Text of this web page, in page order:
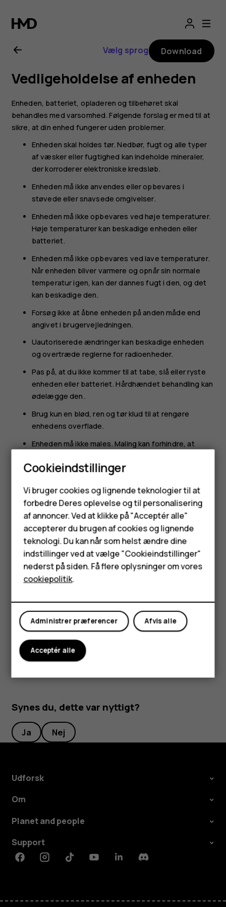
Brugervejledning
til
Nokia
G11
Smartphones
Feature-telefoner
Tilbehør
HMD Terra M
Tablets
Min konto
Vælg sprog Download
Vedligeholdelse af enheden
Enheden, batteriet, opladeren og tilbehøret skal
behandles med varsomhed. Følgende forslag er med til at
sikre, at din enhed fungerer uden problemer.
Enheden skal holdes tør. Nedbør, fugt og alle typer
af væsker eller fugtighed kan indeholde mineraler,
der korroderer elektroniske kredsløb.
Enheden må ikke anvendes eller opbevares i
støvede eller snavsede omgivelser.
Enheden må ikke opbevares ved høje temperaturer.
Høje temperaturer kan beskadige enheden eller
batteriet.
Enheden må ikke opbevares ved lave temperaturer.
Når enheden bliver varmere og opnår sin normale
temperatur igen, kan der dannes fugt i den, og det
kan beskadige den.
Forsøg ikke at åbne enheden på anden måde end
angivet i brugervejledningen.
Uautoriserede ændringer kan beskadige enheden
og overtræde reglerne for radioenheder.
Pas på, at du ikke kommer til at tabe, slå eller ryste
enheden eller batteriet. Hårdhændet behandling kan
ødelægge den.
Brug kun en blød, ren og tør klud til at rengøre
enhedens overflade.
Enheden må ikke males. Maling kan forhindre, at
Hold enheden væk fra magneter og magnetiske
felter.
For at beskytte dine vigtige data bør du gemme dem
mindst to adskilte steder, f.eks. på enheden,
hukommelseskortet eller computeren, eller skrive
vigtige oplysninger ned.
Enheden kan føles varm ved længerevarende brug. I de
fleste tilfælde er dette helt normalt. For ikke at blive for
varm kan enheden automatisk reducere hastigheden,
apps, afbryde opladning og om nødvendigt blive slukket.
Hvis enheden ikke fungerer korrekt, skal den indleveres
hos den nærmeste autoriserede serviceforhandler.
Synes du, dette var nyttigt?
Ja Nej
Udforsk
Om
Planet and people
Support
FacebookInstagramTiktokYoutubeLinkedinDiscord
Cookieindstillinger
Vi bruger cookies og lignende teknologier til at
forbedre Deres oplevelse og til personalisering
af annoncer. Ved at klikke på "Acceptér alle"
accepterer du brugen af cookies og lignende
teknologi. Du kan når som helst ændre dine
indstillinger ved at vælge "Cookieindstillinger"
nederst på siden. Få flere oplysninger om vores
cookiepolitik.
Afvis alle
Administrer præferencer
Acceptér alle